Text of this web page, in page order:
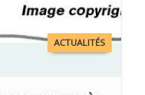
ACTUALITÉS